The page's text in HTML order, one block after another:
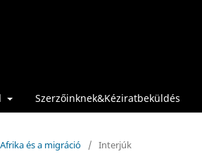
Szerzőinknek&Kéziratbeküldés
és a migráció / Interjúk